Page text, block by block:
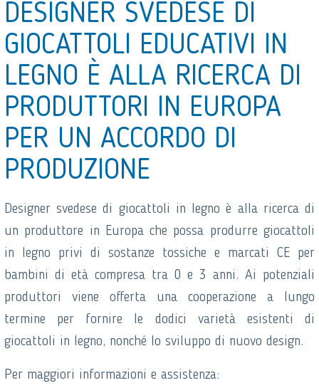
DESIGNER SVEDESE DI
GIOCATTOLI EDUCATIVI IN
LEGNO È ALLA RICERCA DI
PRODUTTORI IN EUROPA
PER UN ACCORDO DI
PRODUZIONE
Designer svedese di giocattoli in legno è alla ricerca di
un produttore in Europa che possa produrre giocattoli
in legno privi di sostanze tossiche e marcati CE per
bambini di età compresa tra 0 e 3 anni. Ai potenziali
produttori viene offerta una cooperazione a lungo
termine per fornire le dodici varietà esistenti di
giocattoli in legno, nonché lo sviluppo di nuovo design.
Per maggiori informazioni e assistenza: